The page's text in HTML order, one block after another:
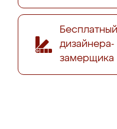
дизайнера-
замерщика